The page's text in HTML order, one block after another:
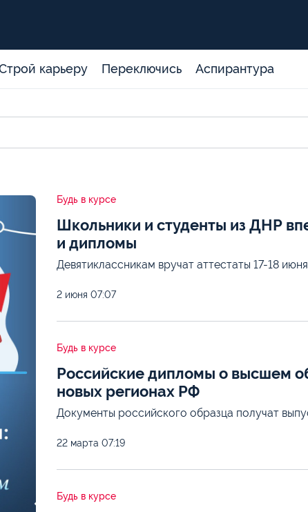
карьеру Переключись Аспирантура
Будь в курсе
Школьники и студенты из ДНР
и дипломы
Девятиклассникам вручат аттестаты 17-18
2 июня 07:07
Будь в курсе
Российские дипломы о высшем
новых регионах РФ
Документы российского образца получат
22 марта 07:19
Будь в курсе